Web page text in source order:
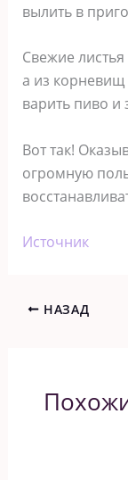
вылить в
Свежие
а из корневищ
варить пиво и
Вот так!
огромную
Источник
НАЗАД